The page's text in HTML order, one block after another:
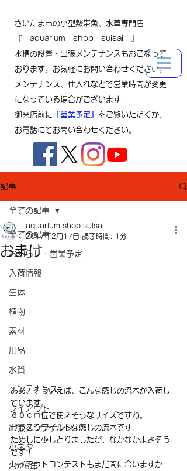
さいたま市の小型熱帯魚、水草専門店
『 aquarium shop suisai 』
水槽の設置・出張メンテナンスもおこなって
おります。お気軽にお問い合わせください。
メンテナンス、仕入れなどで営業時間が変更
になっている場合がございます。
御来店前に 『営業予定』 をご覧いただくか、
お電話にてお問い合わせください。
記事
全ての記事
お知らせ・営業予定
入荷情報
生体
植物
素材
用品
水質
メンテナンス
レイアウト
出張メンテナンス
小ネタ
2026年
全ての記事
おまけ
aquarium shop suisai
2017年2月17日 読了時間: 1分
ああ、そういえば、こんな感じの流木が入荷し
ています。
６０ｃｍ位で使えそうなサイズですね。
けっこうワイルドな感じの流木です。
ためしに少しとりましたが、なかなかよさそう
です！
レイアウトコンテストもまだ間に合いますか